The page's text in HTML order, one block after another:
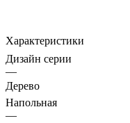
Характеристики
Дизайн серии
—
Дерево
Напольная
—